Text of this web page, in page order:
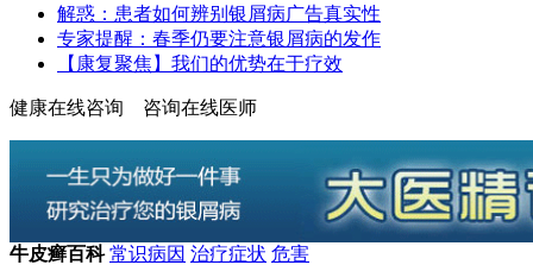
解惑：患者如何辨别银屑病广告真实性
专家提醒：春季仍要注意银屑病的发作
【康复聚焦】我们的优势在于疗效
健康在线咨询 咨询在线医师
牛皮癣百科 常识病因 治疗症状 危害